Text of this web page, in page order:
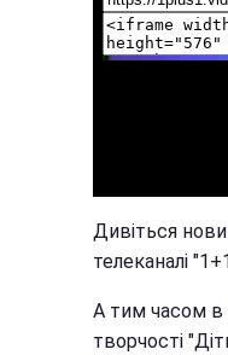
Дивіться
телеканалі
А тим часом в
творчості